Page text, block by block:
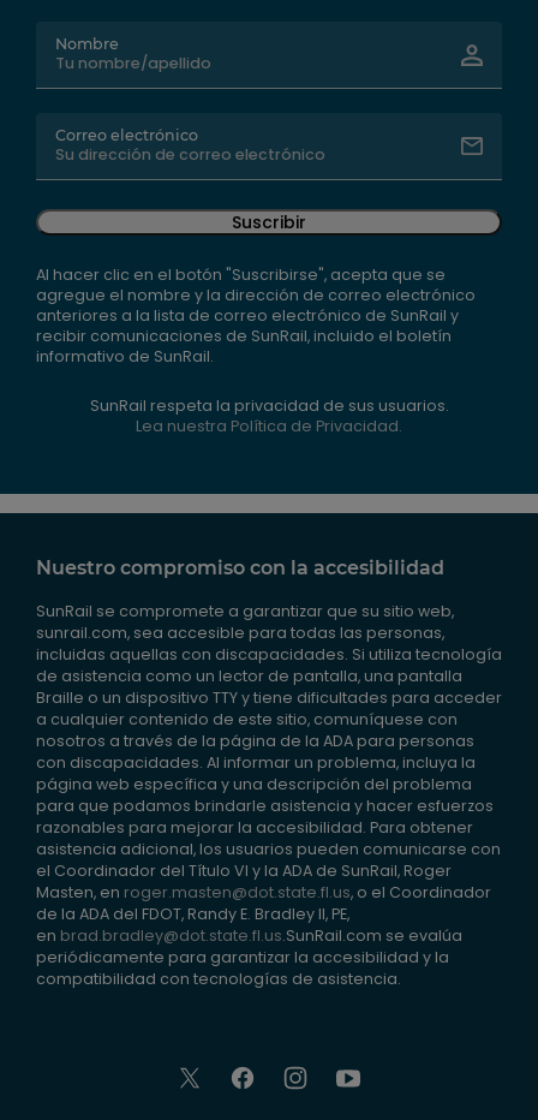
Nombre
Correo electrónico
Suscribir
Al hacer clic en el botón "Suscribirse", acepta que se
agregue el nombre y la dirección de correo electrónico
anteriores a la lista de correo electrónico de SunRail y
recibir comunicaciones de SunRail, incluido el boletín
informativo de SunRail.
SunRail respeta la privacidad de sus usuarios.
Lea nuestra Política de Privacidad.
Nuestro compromiso con la accesibilidad
SunRail se compromete a garantizar que su sitio web,
sunrail.com, sea accesible para todas las personas,
incluidas aquellas con discapacidades. Si utiliza tecnología
de asistencia como un lector de pantalla, una pantalla
Braille o un dispositivo TTY y tiene dificultades para acceder
a cualquier contenido de este sitio, comuníquese con
nosotros a través de la página de la ADA para personas
con discapacidades. Al informar un problema, incluya la
página web específica y una descripción del problema
para que podamos brindarle asistencia y hacer esfuerzos
razonables para mejorar la accesibilidad. Para obtener
asistencia adicional, los usuarios pueden comunicarse con
el Coordinador del Título VI y la ADA de SunRail, Roger
Masten, en roger.masten@dot.state.fl.us, o el Coordinador
de la ADA del FDOT, Randy E. Bradley II, PE,
en brad.bradley@dot.state.fl.us.SunRail.com se evalúa
periódicamente para garantizar la accesibilidad y la
compatibilidad con tecnologías de asistencia.